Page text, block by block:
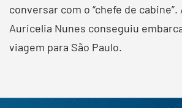
conversar com o “chefe de
Auricelia Nunes conseguiu
viagem para São Paulo.